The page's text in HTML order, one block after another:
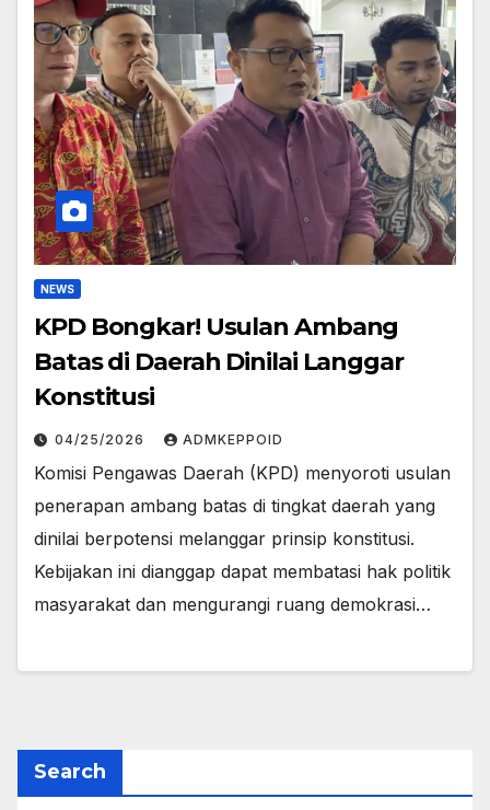
NEWS
KPD Bongkar! Usulan Ambang
Batas di Daerah Dinilai Langgar
Konstitusi
04/25/2026 ADMKEPPOID
Komisi Pengawas Daerah (KPD) menyoroti usulan
penerapan ambang batas di tingkat daerah yang
dinilai berpotensi melanggar prinsip konstitusi.
Kebijakan ini dianggap dapat membatasi hak politik
masyarakat dan mengurangi ruang demokrasi…
Search